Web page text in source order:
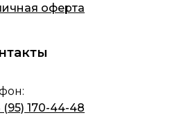
оферта
:
(95) 170-44-48